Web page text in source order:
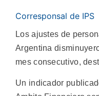
Corresponsal de IPS
Los ajustes de
Argentina
mes consecutivo,
Un indicador